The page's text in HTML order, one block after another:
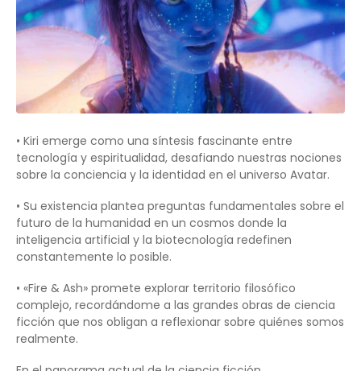
• Kiri emerge como una síntesis fascinante entre
tecnología y espiritualidad, desafiando nuestras nociones
sobre la conciencia y la identidad en el universo Avatar.
• Su existencia plantea preguntas fundamentales sobre el
futuro de la humanidad en un cosmos donde la
inteligencia artificial y la biotecnología redefinen
constantemente lo posible.
• «Fire & Ash» promete explorar territorio filosófico
complejo, recordándome a las grandes obras de ciencia
ficción que nos obligan a reflexionar sobre quiénes somos
realmente.